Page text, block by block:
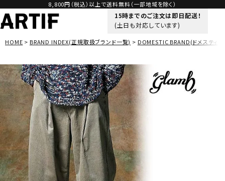
8,800円（税込）以上で送料無料（一部地域を除く）
15時までのご注文は即日配送！
(土日も対応しています)
HOME BRAND INDEX(正規取扱ブランド一覧) DOMESTIC BRAND(ドメスティッ